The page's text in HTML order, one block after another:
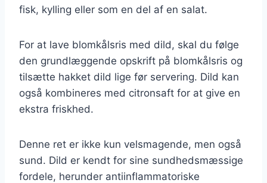
fisk, kylling eller som en del af en salat.
For at lave blomkålsris med dild, skal du følge
den grundlæggende opskrift på blomkålsris og
tilsætte hakket dild lige før servering. Dild kan
også kombineres med citronsaft for at give en
ekstra friskhed.
Denne ret er ikke kun velsmagende, men også
sund. Dild er kendt for sine sundhedsmæssige
fordele, herunder antiinflammatoriske